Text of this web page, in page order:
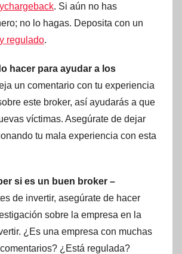
. Si aún no has
no lo hagas. Deposita con un
regulado.
hacer para ayudar a los
un comentario con tu experiencia
este broker, así ayudarás a que
víctimas. Asegúrate de dejar
tu mala experiencia con esta
si es un buen broker –
de invertir, asegúrate de hacer
sobre la empresa en la
¿Es una empresa con muchas
¿Está regulada?